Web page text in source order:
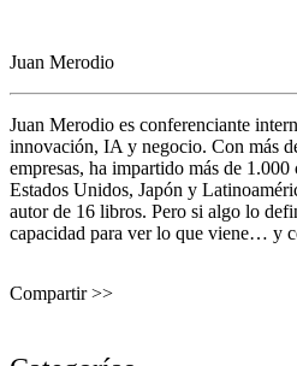
Juan Merodio
Juan Merodio es conferenciante
innovación, IA y negocio. Con más
empresas, ha impartido más de 1.000
Estados Unidos, Japón y
autor de 16 libros. Pero si algo lo
capacidad para ver lo que viene… y
Compartir >>